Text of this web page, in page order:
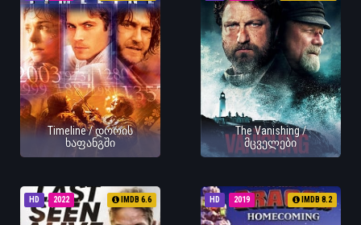
Timeline / დროის
ხაფანგში
The Vanishing /
მცველები
HD 2022 IMDB 6.6 HD 2019 IMDB 8.2